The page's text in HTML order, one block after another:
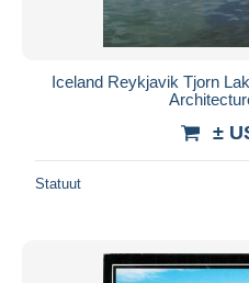
Mastercard
Bancontact
Maestro
Woonplaats van de
Iceland Reykjavik Tjorn
±
Statuut